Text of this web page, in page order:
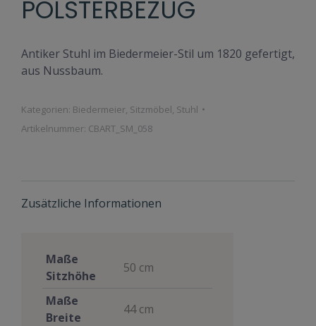
POLSTERBEZUG
Antiker Stuhl im Biedermeier-Stil um 1820 gefertigt,
aus Nussbaum.
Kategorien: Biedermeier, Sitzmöbel, Stuhl
Artikelnummer: CBART_SM_058
Zusätzliche Informationen
Maße
Sitzhöhe
50 cm
Maße
Breite
44 cm